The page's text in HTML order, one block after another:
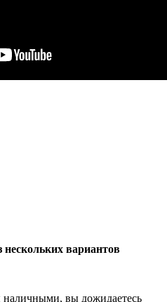
вариантов
вы дожидаетесь